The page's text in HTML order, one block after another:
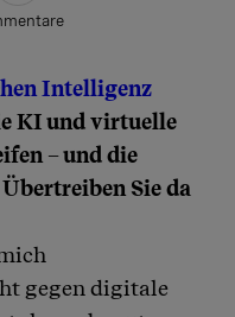
Intelligenz
KI und virtuelle
– und die
Sie da
gegen digitale